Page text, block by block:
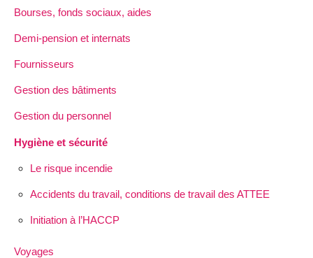
Bourses, fonds sociaux, aides
Demi-pension et internats
Fournisseurs
Gestion des bâtiments
Gestion du personnel
Hygiène et sécurité
Le risque incendie
Accidents du travail, conditions de travail des ATTEE
Initiation à l’HACCP
Voyages